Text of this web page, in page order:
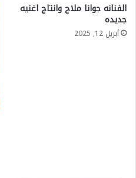
الفنانه جوانا ملاح وانتاج اغنيه
جديده
أبريل 12, 2025